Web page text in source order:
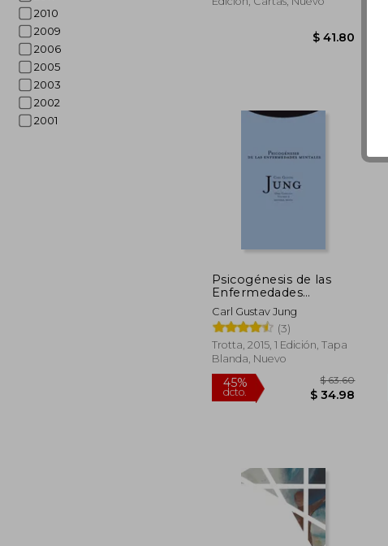
2010
2009
2006
2005
2003
2002
2001
Psicogénesis de las
Enfermedades
Mentales
Carl Gustav Jung
(3)
Trotta, 2015, 1 Edición, Tapa
Blanda, Nuevo